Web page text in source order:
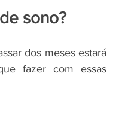
sono?
dos meses estará
fazer com essas